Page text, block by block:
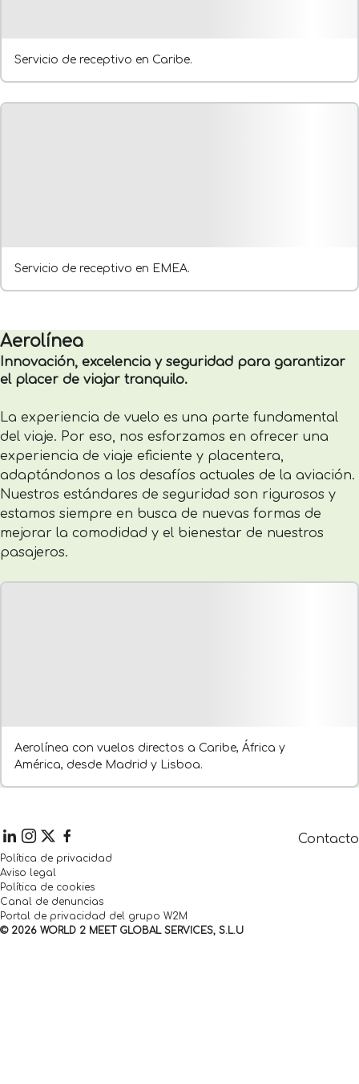
Servicio de receptivo en Caribe.
Servicio de receptivo en EMEA.
Aerolínea
Innovación, excelencia y seguridad para garantizar
el placer de viajar tranquilo.
La experiencia de vuelo es una parte fundamental
del viaje. Por eso, nos esforzamos en ofrecer una
experiencia de viaje eficiente y placentera,
adaptándonos a los desafíos actuales de la aviación.
Nuestros estándares de seguridad son rigurosos y
estamos siempre en busca de nuevas formas de
mejorar la comodidad y el bienestar de nuestros
pasajeros.
Aerolínea con vuelos directos a Caribe, África y
América, desde Madrid y Lisboa.
Contacto
© 2026 WORLD 2 MEET GLOBAL SERVICES, S.L.U
Política de privacidad
Aviso legal
Política de cookies
Canal de denuncias
Portal de privacidad del grupo W2M